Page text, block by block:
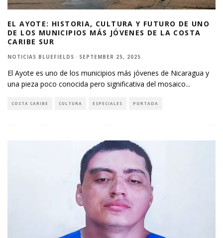
EL AYOTE: HISTORIA, CULTURA Y FUTURO DE UNO
DE LOS MUNICIPIOS MÁS JÓVENES DE LA COSTA
CARIBE SUR
NOTICIAS BLUEFIELDS · SEPTEMBER 25, 2025
El Ayote es uno de los municipios más jóvenes de Nicaragua y
una pieza poco conocida pero significativa del mosaico...
COSTA CARIBE CULTURA ESPECIALES PORTADA